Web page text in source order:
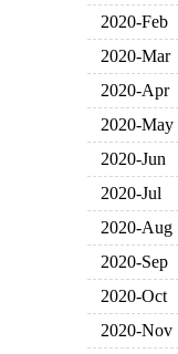
2020-Feb
2020-Mar
2020-Apr
2020-May
2020-Jun
2020-Jul
2020-Aug
2020-Sep
2020-Oct
2020-Nov